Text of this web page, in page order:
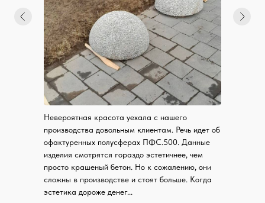
Невероятная красота уехала с нашего
производства довольным клиентам. Речь идет об
офактуренных полусферах ПФС.500. Данные
изделия смотрятся гораздо эстетичнее, чем
просто крашеный бетон. Но к сожалению, они
сложны в производстве и стоят больше. Когда
эстетика дороже денег...
Отгрузка товара ежедневно с 9:00 до 19:00
Санкт-Петербург, ул. Политехническая, д. 9
+7 (812) 900-40-10
2008-2026 ©
Политика в отношении обработки персональных данных